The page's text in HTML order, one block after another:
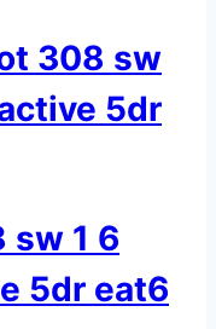
308 sw
5dr
sw 1 6
5dr eat6